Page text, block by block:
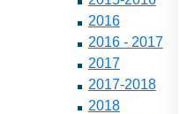
2016
2016 - 2017
2017
2017-2018
2018